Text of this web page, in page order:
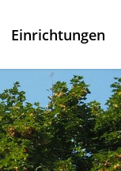
Einrichtungen